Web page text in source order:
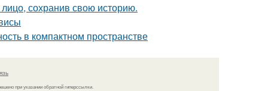
сохранив свою историю.
в компактном пространстве
при указании обратной гиперссылки.